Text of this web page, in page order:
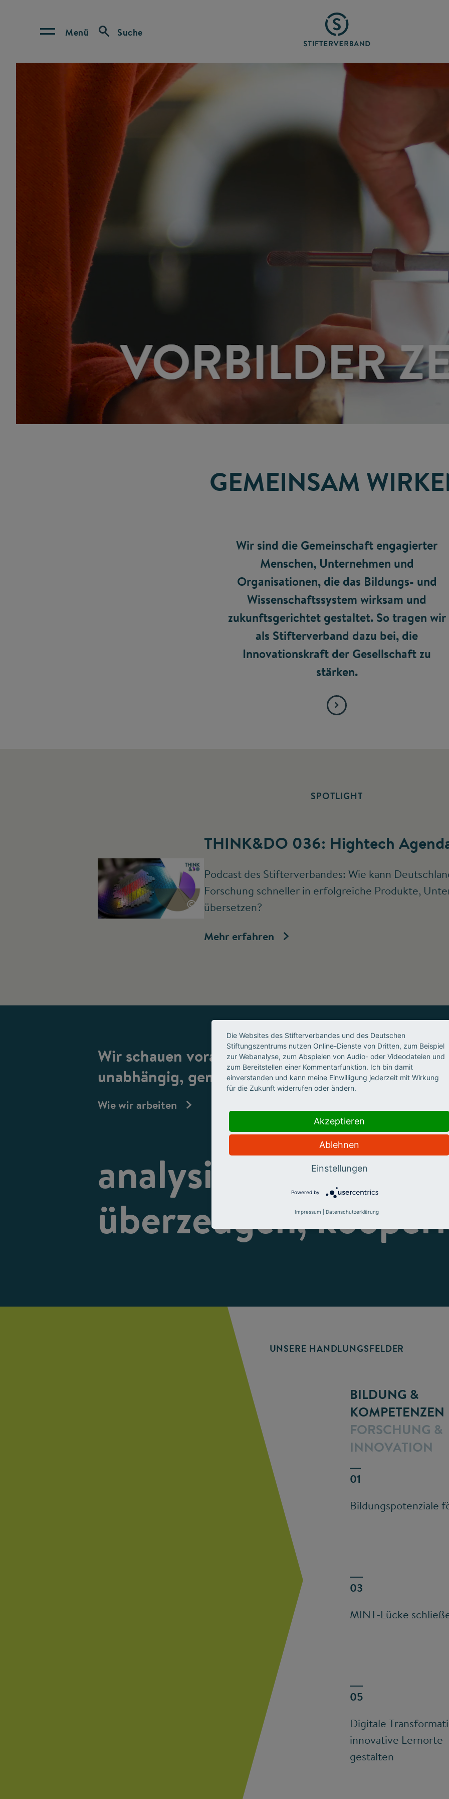
Menü Suche
GEMEINSAM
Wir sind die Gemeinschaft engagierter
Menschen, Unternehmen und
Organisationen, die das Bildungs- und
Wissenschaftssystem wirksam und
zukunftsgerichtet gestaltet. So tragen wir
als Stifterverband dazu bei, die
Innovationskraft der Gesellschaft zu
stärken.
SPOTLIGHT
©
THINK&DO 036: Hightech
Podcast des Stifterverbandes: Wie kann
Forschung schneller in erfolgreiche Produkte,
übersetzen?
Mehr erfahren
Wir schauen voraus, geben Impulse, ermöglichen
unabhängig, gemeinwohlorientiert,
Wie wir arbeiten
analysieren,
überzeugen,
UNSERE HANDLUNGSFELDER
BILDUNG &
KOMPETENZEN
Bildungspotenziale
MINT-Lücke
Digitale
innovative Lernorte
gestalten
FORSCHUNG &
INNOVATION
Die Websites des Stifterverbandes und des Deutschen
Stiftungszentrums nutzen Online-Dienste von Dritten, zum Beispiel
zur Webanalyse, zum Abspielen von Audio- oder Videodateien und
zum Bereitstellen einer Kommentarfunktion. Ich bin damit
einverstanden und kann meine Einwilligung jederzeit mit Wirkung
für die Zukunft widerrufen oder ändern.
Akzeptieren
Ablehnen
Einstellungen
Powered by
Impressum Datenschutzerklärung